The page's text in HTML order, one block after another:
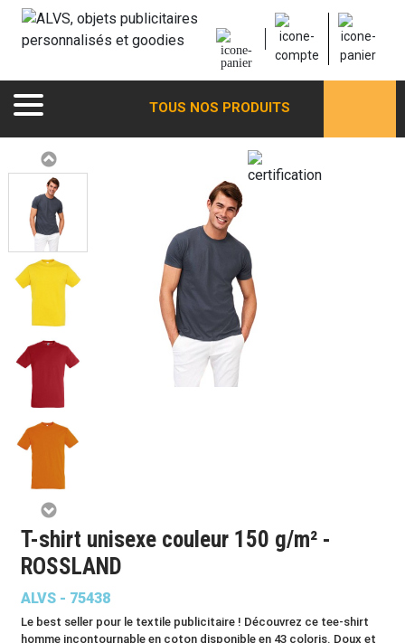
TOUS NOS PRODUITS
T-shirt unisexe couleur 150 g/m² -
ROSSLAND
ALVS - 75438
Le best seller pour le textile publicitaire ! Découvrez ce tee-shirt
homme incontournable en coton disponible en 43 coloris. Doux et